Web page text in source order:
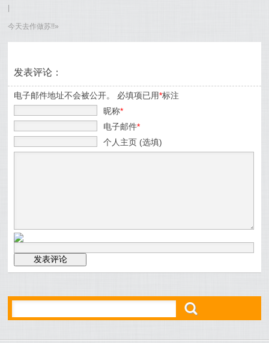
今天去作做苏!!»
发表评论：
电子邮件地址不会被公开。 必填项已用*标注
昵称*
电子邮件*
个人主页 (选填)
ő